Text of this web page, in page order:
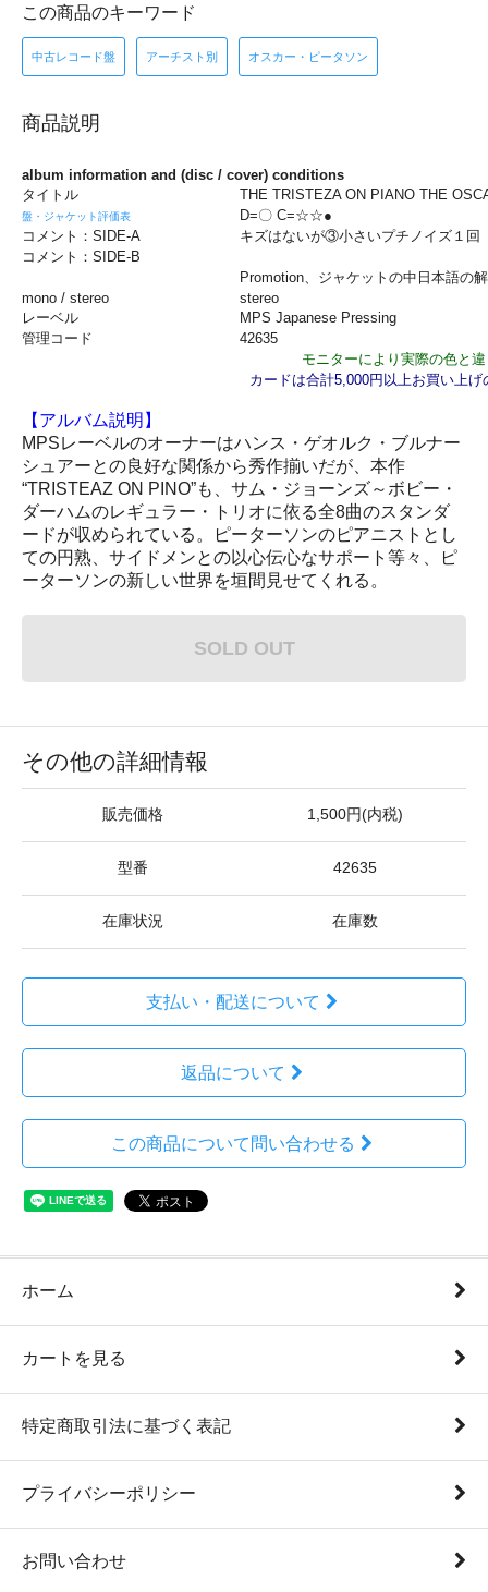
この商品のキーワード
中古レコード盤 アーチスト別 オスカー・ピータソン
商品説明
album information and (disc / cover) conditions
タイトル
THE TRISTEZA ON PIANO THE
盤・ジャケット評価表
D=〇 C=☆☆●
コメント：SIDE-A
キズはないが③小さいプチ
コメント：SIDE-B
Promotion、ジャケットの中日本
mono / stereo
stereo
レーベル
MPS Japanese Pressing
管理コード
42635
モニターにより実際の色と
カードは合計5,000円以上お買い上
【アルバム説明】
MPSレーベルのオーナーはハンス・ゲオルク・ブルナー
シュアーとの良好な関係から秀作揃いだが、本作
“TRISTEAZ ON PINO”も、サム・ジョーンズ～ボビー・
ダーハムのレギュラー・トリオに依る全8曲のスタンダ
ードが収められている。ピーターソンのピアニストとし
ての円熟、サイドメンとの以心伝心なサポート等々、ピ
ーターソンの新しい世界を垣間見せてくれる。
SOLD OUT
その他の詳細情報
販売価格 1,500円(内税)
型番 42635
在庫状況 在庫数
支払い・配送について
返品について
この商品について問い合わせる
ホーム
カートを見る
特定商取引法に基づく表記
プライバシーポリシー
お問い合わせ